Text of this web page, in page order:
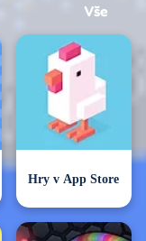
Vše
Hry v App Store